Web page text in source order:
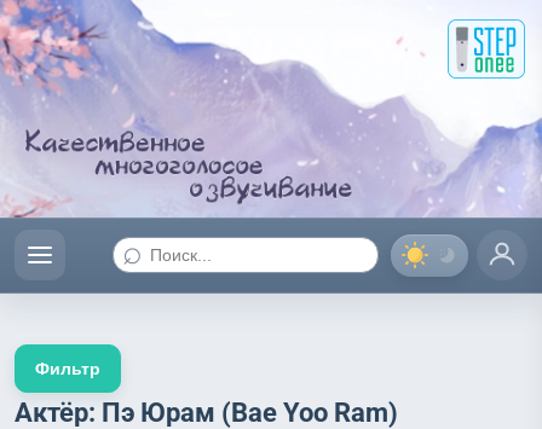
⌕
Актёр: Пэ Юрам (Bae Yoo Ram)
Фильтр